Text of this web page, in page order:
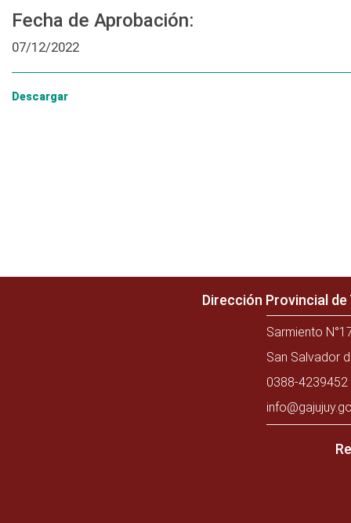
Fecha de Aprobación:
07/12/2022
Descargar
Dirección Provincial
Sarmiento
San Salvador
0388-